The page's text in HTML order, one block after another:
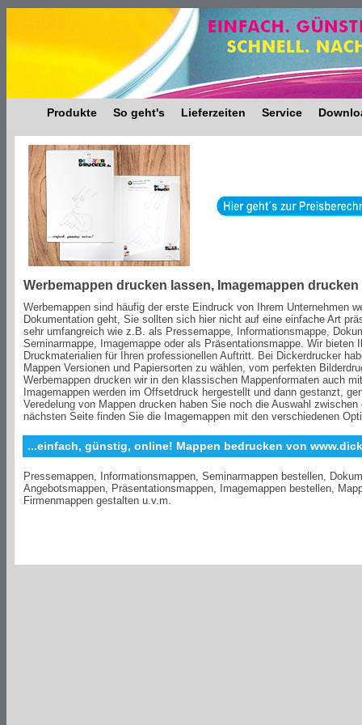
Produkte So geht's Lieferzeiten Service
Werbemappen drucken lassen, Imagemappen
Werbemappen sind häufig der erste Eindruck von Ihrem Unternehmen
Dokumentation geht, Sie sollten sich hier nicht auf eine einfache Art
sehr umfangreich wie z.B. als Pressemappe, Informationsmappe,
Seminarmappe, Imagemappe oder als Präsentationsmappe. Wir bieten
Druckmaterialien für Ihren professionellen Auftritt. Bei Dickerdrucker
Mappen Versionen und Papiersorten zu wählen, vom perfekten
Werbemappen drucken wir in den klassischen Mappenformaten auch
Imagemappen werden im Offsetdruck hergestellt und dann gestanzt,
Veredelung von Mappen drucken haben Sie noch die Auswahl
nächsten Seite finden Sie die Imagemappen mit den verschiedenen
...einfach, günstig, online! Mappen bedrucken von
Pressemappen, Informationsmappen, Seminarmappen bestellen,
Angebotsmappen, Präsentationsmappen, Imagemappen bestellen,
Firmenmappen gestalten u.v.m.